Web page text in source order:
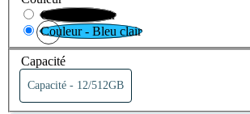
Couleur - Noir
Couleur - Bleu clair
Capacité
Capacité - 12/512GB